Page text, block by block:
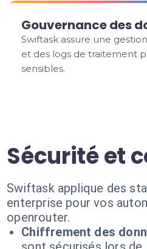
Gouvernance des
Swiftask assure une
et des logs de traitement
sensibles.
Sécurité et
Swiftask applique des
enterprise pour vos
openrouter.
Chiffrement des